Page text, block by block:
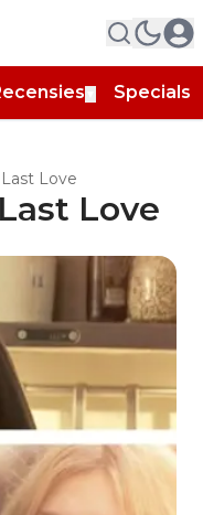
Specials
Love
Love